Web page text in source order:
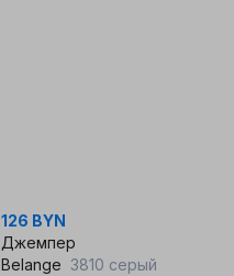
126 BYN
Джемпер
Belange 3810 серый